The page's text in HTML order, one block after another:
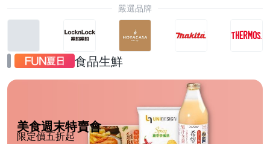
嚴選品牌
食品生鮮
美食週末特賣會
限定價五折起